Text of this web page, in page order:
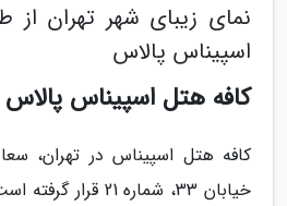
نمای زیبای شهر تهران از
اسپیناس پالاس
کافه هتل اسپیناس
کافه هتل اسپیناس در تهران،
خیابان 33، شماره